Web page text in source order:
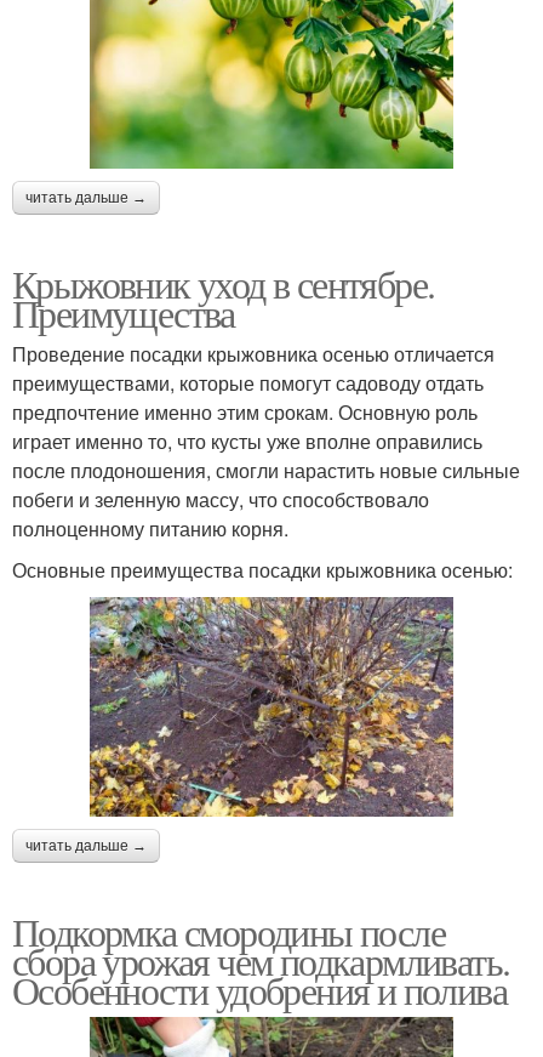
читать дальше →
Крыжовник уход в сентябре.
Преимущества
Проведение посадки крыжовника осенью отличается
преимуществами, которые помогут садоводу отдать
предпочтение именно этим срокам. Основную роль
играет именно то, что кусты уже вполне оправились
после плодоношения, смогли нарастить новые сильные
побеги и зеленную массу, что способствовало
полноценному питанию корня.
Основные преимущества посадки крыжовника осенью:
читать дальше →
Подкормка смородины после
сбора урожая чем подкармливать.
Особенности удобрения и полива